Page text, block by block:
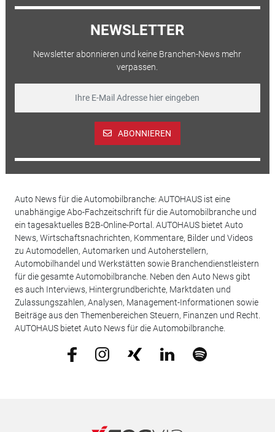
NEWSLETTER
Newsletter abonnieren und keine Branchen-News mehr
verpassen.
ABONNIEREN
Auto News für die Automobilbranche: AUTOHAUS ist eine
unabhängige Abo-Fachzeitschrift für die Automobilbranche und
ein tagesaktuelles B2B-Online-Portal. AUTOHAUS bietet Auto
News, Wirtschaftsnachrichten, Kommentare, Bilder und Videos
zu Automodellen, Automarken und Autoherstellern,
Automobilhandel und Werkstätten sowie Branchendienstleistern
für die gesamte Automobilbranche. Neben den Auto News gibt
es auch Interviews, Hintergrundberichte, Marktdaten und
Zulassungszahlen, Analysen, Management-Informationen sowie
Beiträge aus den Themenbereichen Steuern, Finanzen und Recht.
AUTOHAUS bietet Auto News für die Automobilbranche.